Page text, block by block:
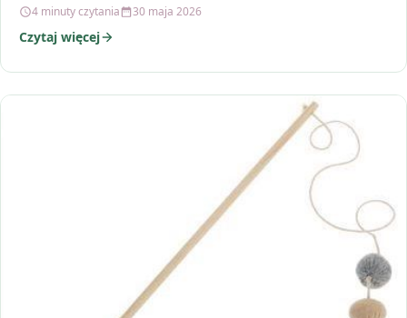
4 minuty czytania 30 maja 2026
Czytaj więcej